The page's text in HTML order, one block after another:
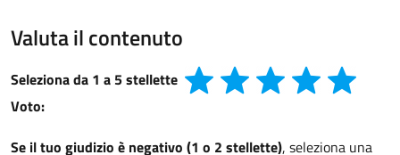
Valuta il contenuto
Seleziona da 1 a 5 stellette
Voto:
Se il tuo giudizio è negativo (1 o 2 stellette), seleziona una